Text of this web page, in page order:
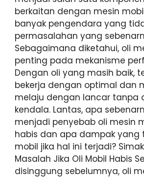
berkaitan dengan mesin
banyak pengendara yang
permasalahan yang
Sebagaimana diketahui, oli
penting pada mekanisme
Dengan oli yang masih baik,
bekerja dengan optimal dan
melaju dengan lancar tanpa
kendala. Lantas, apa
menjadi penyebab oli mesin
habis dan apa dampak yang
mobil jika hal ini terjadi?
Masalah Jika Oli Mobil Habis
disinggung sebelumnya, oli